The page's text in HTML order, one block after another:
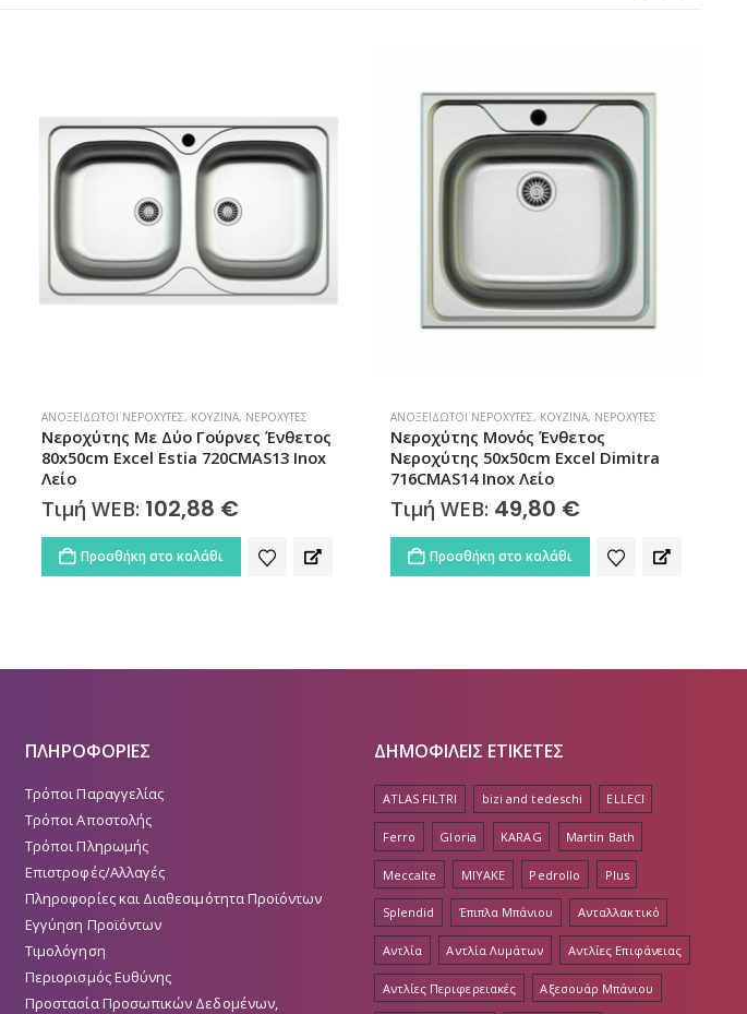
ΑΝΟΞΕΊΔΩΤΟΙ ΝΕΡΟΧΎΤΕΣ, ΚΟΥΖΊΝΑ, ΝΕΡΟΧΎΤΕΣ
Νεροχύτης Με Δύο Γούρνες Ένθετος
80x50cm Excel Estia 720CMAS13 Inox
Λείο
Τιμή WEB: 102,88 €
Προσθήκη στο καλάθι
ΑΝΟΞΕΊΔΩΤΟΙ ΝΕΡΟΧΎΤΕΣ, ΚΟΥΖΊΝΑ, ΝΕΡΟΧΎΤΕΣ
Νεροχύτης Μονός Ένθετος
Νεροχύτης 50x50cm Excel Dimitra
716CMAS14 Inox Λείο
Τιμή WEB: 49,80 €
Προσθήκη στο καλάθι
ΠΛΗΡΟΦΟΡΙΕΣ
Τρόποι Παραγγελίας
Τρόποι Αποστολής
Τρόποι Πληρωμής
Επιστροφές/Αλλαγές
Πληροφορίες και Διαθεσιμότητα Προϊόντων
Εγγύηση Προϊόντων
Τιμολόγηση
Περιορισμός Ευθύνης
Προστασία Προσωπικών Δεδομένων,
ΔΗΜΟΦΙΛΕΙΣ ΕΤΙΚΕΤΕΣ
ATLAS FILTRI bizi and tedeschi ELLECI
Ferro Gloria KARAG Martin Bath
Meccalte MIYAKE Pedrollo Plus
Splendid Έπιπλα Μπάνιου Ανταλλακτικό
Αντλία Αντλία Λυμάτων Αντλίες Επιφάνειας
Αντλίες Περιφερειακές Αξεσουάρ Μπάνιου